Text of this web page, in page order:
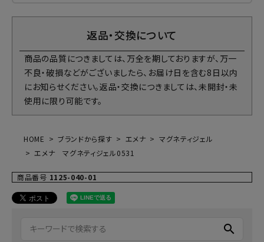
返品・交換について
商品の品質につきましては、万全を期しておりますが、万一
不良・破損などがございましたら、お届け日を含む8日以内
にお知らせください。返品・交換につきましては、未開封・未
使用に限り可能です。
HOME ブランドから探す エメナ
マグネティジェル
エメナ マグネティジェル0531
商品番号 1125-040-01
search